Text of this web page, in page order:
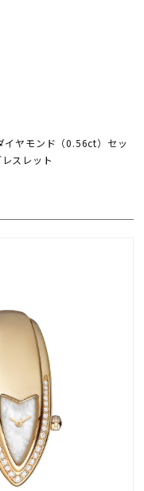
イヤモンド（0.56ct）セッ
スレット